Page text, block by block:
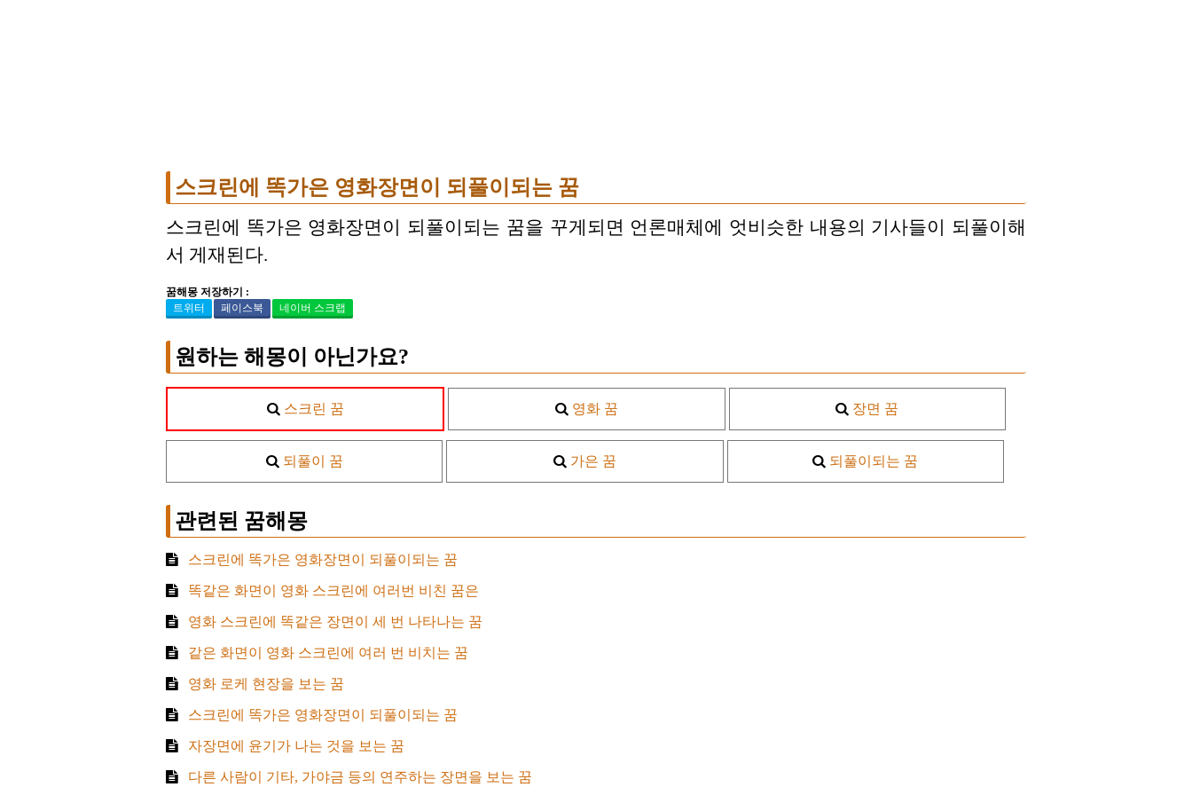
스크린에 똑가은 영화장면이 되풀이되는 꿈
스크린에 똑가은 영화장면이 되풀이되는 꿈을 꾸게되면 언론매체에 엇비슷한 내용의 기사들이 되풀이해
서 게재된다.
꿈해몽 저장하기 :
트위터
페이스북 네이버 스크랩
원하는 해몽이 아닌가요?
스크린 꿈 영화 꿈 장면 꿈
되풀이 꿈 가은 꿈 되풀이되는 꿈
관련된 꿈해몽
스크린에 똑가은 영화장면이 되풀이되는 꿈
똑같은 화면이 영화 스크린에 여러번 비친 꿈은
영화 스크린에 똑같은 장면이 세 번 나타나는 꿈
같은 화면이 영화 스크린에 여러 번 비치는 꿈
영화 로케 현장을 보는 꿈
스크린에 똑가은 영화장면이 되풀이되는 꿈
자장면에 윤기가 나는 것을 보는 꿈
다른 사람이 기타, 가야금 등의 연주하는 장면을 보는 꿈